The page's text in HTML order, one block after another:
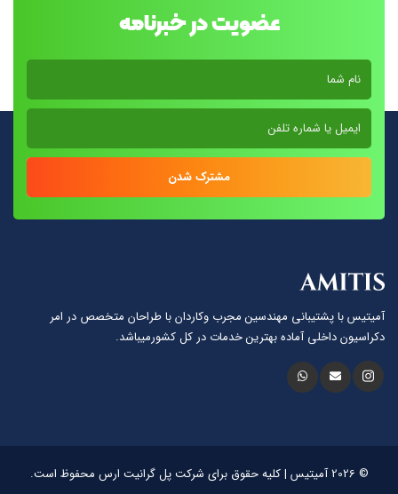
عضویت در خبرنامه
مشترک شدن
آمیتیس با پشتيبانى مهندسين مجرب وكاردان با طراحان متخصص در امر
دكراسيون داخلى آماده بهترين خدمات در كل كشورمیباشد.
© 2026 آمیتیس | کلیه حقوق برای شرکت پل گرانیت ارس محفوظ است.